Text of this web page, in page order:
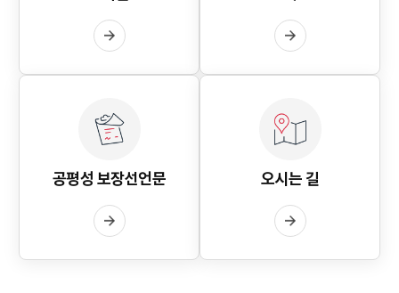
공평성 보장선언문 오시는 길